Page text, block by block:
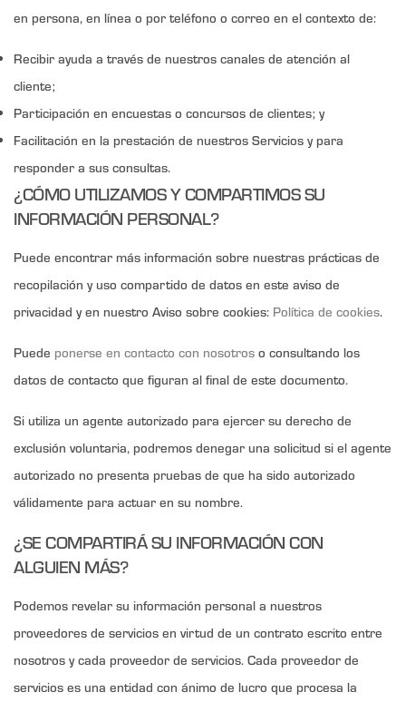
en persona, en línea o por teléfono o correo en el contexto de:
Recibir ayuda a través de nuestros canales de atención al
cliente;
Participación en encuestas o concursos de clientes; y
Facilitación en la prestación de nuestros Servicios y para
responder a sus consultas.
¿CÓMO UTILIZAMOS Y COMPARTIMOS SU
INFORMACIÓN PERSONAL?
Puede encontrar más información sobre nuestras prácticas de
recopilación y uso compartido de datos en este aviso de
privacidad y en nuestro Aviso sobre cookies: Política de cookies.
Puede ponerse en contacto con nosotros o consultando los
datos de contacto que figuran al final de este documento.
Si utiliza un agente autorizado para ejercer su derecho de
exclusión voluntaria, podremos denegar una solicitud si el agente
autorizado no presenta pruebas de que ha sido autorizado
válidamente para actuar en su nombre.
¿SE COMPARTIRÁ SU INFORMACIÓN CON
ALGUIEN MÁS?
Podemos revelar su información personal a nuestros
proveedores de servicios en virtud de un contrato escrito entre
nosotros y cada proveedor de servicios. Cada proveedor de
servicios es una entidad con ánimo de lucro que procesa la